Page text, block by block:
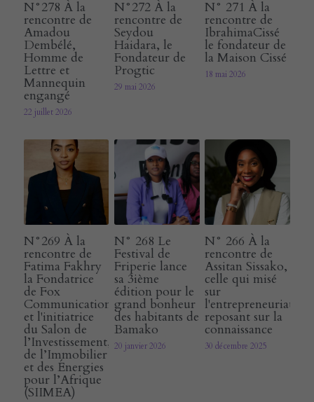
E-rcare
Rechercher
Français
Français
N°278 À la
rencontre de
Amadou
Dembélé,
Homme de
Lettre et
Mannequin
engangé
22 juillet 2026
N°272 À la
rencontre de
Seydou
Haidara, le
Fondateur de
Progtic
29 mai 2026
N° 271 À la
rencontre de
IbrahimaCissé
le fondateur de
la Maison Cissé
18 mai 2026
N°269 À la
rencontre de
Fatima Fakhry
la Fondatrice
de Fox
Communication
et l'initiatrice
du Salon de
l’Investissement,
de l’Immobilier
et des Énergies
pour l’Afrique
(SIIMEA)
N° 268 Le
Festival de
Friperie lance
sa 3ième
édition pour le
grand bonheur
des habitants de
Bamako
20 janvier 2026
N° 266 À la
rencontre de
Assitan Sissako,
celle qui misé
sur
l'entrepreneuriat
reposant sur la
connaissance
30 décembre 2025